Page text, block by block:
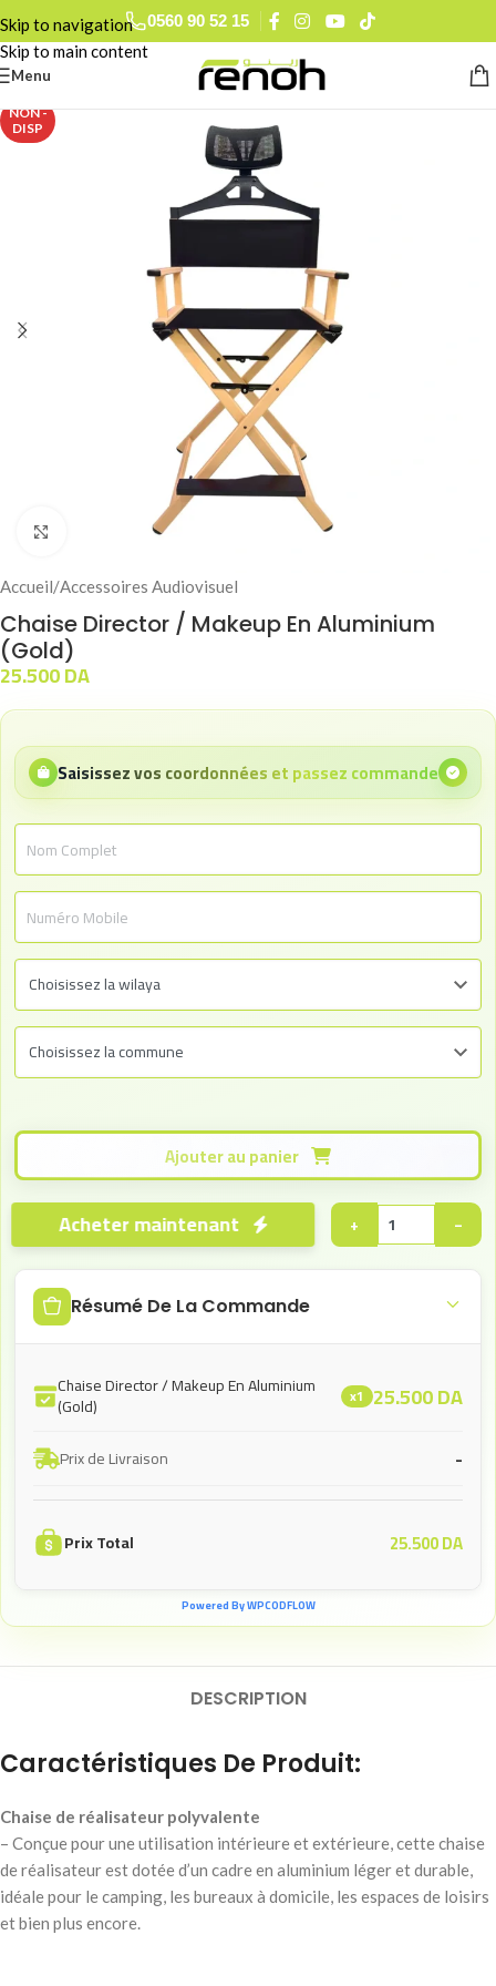
Skip to navigation
Skip to main content
0560 90 52 15
Menu
NON -
DISP
Click to enlarge
Accueil/Accessoires Audiovisuel
Chaise Director / Makeup En Aluminium
(Gold)
25.500DA
Saisissez vos coordonnées et passez commande
−
+
Acheter maintenant
Résumé De La Commande
Chaise Director / Makeup En Aluminium
(Gold) x1 25.500DA
Prix de Livraison -
Prix Total 25.500DA
Powered By WPCODFLOW
DESCRIPTION
Caractéristiques De Produit:
Chaise de réalisateur polyvalente
– Conçue pour une utilisation intérieure et extérieure, cette chaise
de réalisateur est dotée d’un cadre en aluminium léger et durable,
idéale pour le camping, les bureaux à domicile, les espaces de loisirs
et bien plus encore.